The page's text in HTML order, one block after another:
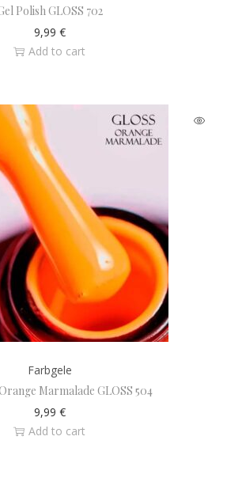
Polish GLOSS 702
9,99 €
Add to cart
Farbgele
Marmalade GLOSS 504
9,99 €
Add to cart